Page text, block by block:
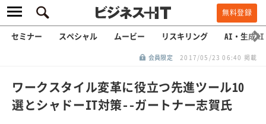
無料登録
セミナー スペシャル ムービー リスキリング AI・生成AI
会員限定 2017/05/23 06:40 掲載
ワークスタイル変革に役立つ先進ツール10
選とシャドーIT対策--ガートナー志賀氏